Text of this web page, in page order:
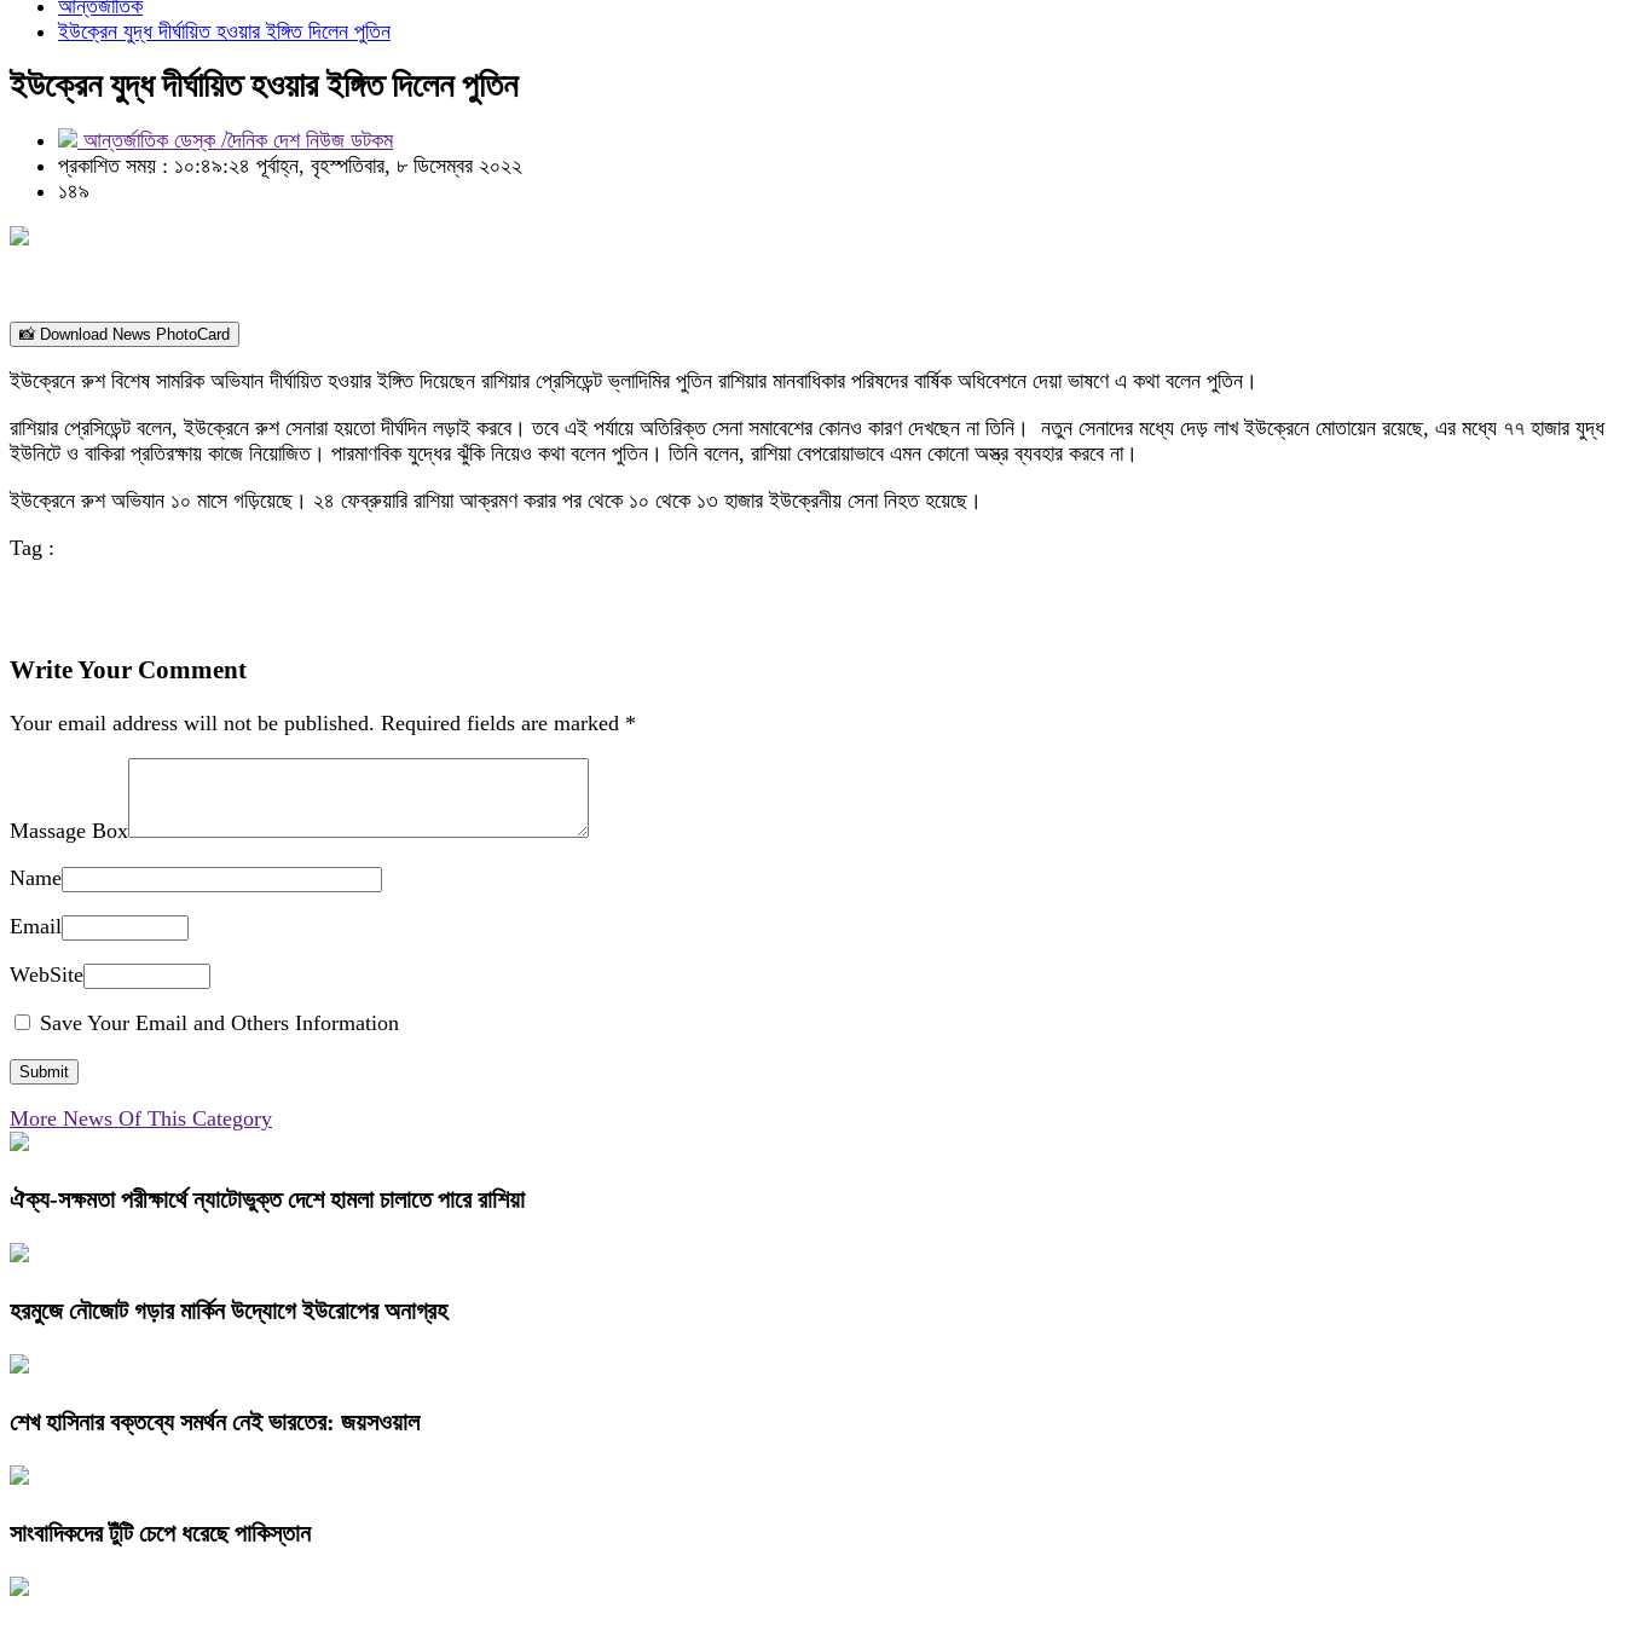
আন্তর্জাতিক
ইউক্রেন যুদ্ধ দীর্ঘায়িত হওয়ার ইঙ্গিত দিলেন পুতিন
ইউক্রেন যুদ্ধ দীর্ঘায়িত হওয়ার ইঙ্গিত দিলেন পুতিন
আন্তর্জাতিক ডেস্ক /দৈনিক দেশ নিউজ ডটকম
প্রকাশিত সময় : ১০:৪৯:২৪ পূর্বাহ্ন, বৃহস্পতিবার, ৮ ডিসেম্বর ২০২২
১৪৯
📸 Download News PhotoCard
ইউক্রেনে রুশ বিশেষ সামরিক অভিযান দীর্ঘায়িত হওয়ার ইঙ্গিত দিয়েছেন রাশিয়ার প্রেসিডেন্ট ভ্লাদিমির পুতিন রাশিয়ার মানবাধিকার পরিষদের বার্ষিক অধিবেশনে দেয়া ভাষণে এ কথা বলেন পুতিন।
রাশিয়ার প্রেসিডেন্ট বলেন, ইউক্রেনে রুশ সেনারা হয়তো দীর্ঘদিন লড়াই করবে। তবে এই পর্যায়ে অতিরিক্ত সেনা সমাবেশের কোনও কারণ দেখছেন না তিনি। নতুন সেনাদের মধ্যে দেড় লাখ ইউক্রেনে মোতায়েন রয়েছে, এর মধ্যে ৭৭ হাজার যুদ্ধ
ইউনিটে ও বাকিরা প্রতিরক্ষায় কাজে নিয়োজিত। পারমাণবিক যুদ্ধের ঝুঁকি নিয়েও কথা বলেন পুতিন। তিনি বলেন, রাশিয়া বেপরোয়াভাবে এমন কোনো অস্ত্র ব্যবহার করবে না।
ইউক্রেনে রুশ অভিযান ১০ মাসে গড়িয়েছে। ২৪ ফেব্রুয়ারি রাশিয়া আক্রমণ করার পর থেকে ১০ থেকে ১৩ হাজার ইউক্রেনীয় সেনা নিহত হয়েছে।
Tag :
Write Your Comment
Your email address will not be published. Required fields are marked *
Massage Box
Name
Email
WebSite
Save Your Email and Others Information
More News Of This Category
ঐক্য-সক্ষমতা পরীক্ষার্থে ন্যাটোভুক্ত দেশে হামলা চালাতে পারে রাশিয়া
হরমুজে নৌজোট গড়ার মার্কিন উদ্যোগে ইউরোপের অনাগ্রহ
শেখ হাসিনার বক্তব্যে সমর্থন নেই ভারতের: জয়সওয়াল
সাংবাদিকদের টুঁটি চেপে ধরেছে পাকিস্তান